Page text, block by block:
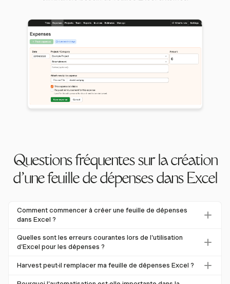
Questions fréquentes sur la création
d'une feuille de dépenses dans Excel
Comment commencer à créer une feuille de dépenses
dans Excel ?
Commencez par configurer des colonnes pour la Date, la
Catégorie, la Description, le Montant et le Mode de
les totaux etSUMIF()pour les catégories afin
d'automatiser les calculs.
Quelles sont les erreurs courantes lors de l'utilisation
d'Excel pour les dépenses ?
Les erreurs courantes incluent des erreurs de saisie
Harvest peut-il remplacer ma feuille de dépenses Excel ?
Oui, Harvest propose un module de suivi des dépenses